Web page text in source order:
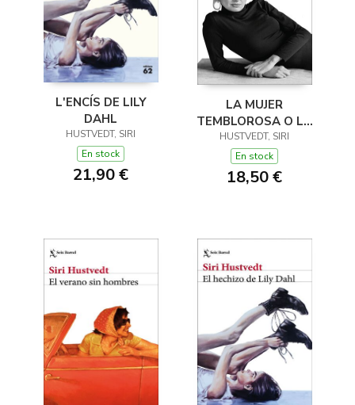
L'ENCÍS DE LILY
DAHL
HUSTVEDT, SIRI
En stock
21,90 €
LA MUJER
TEMBLOROSA O LA
HISTORIA DE MIS
NERVIOS
HUSTVEDT, SIRI
En stock
18,50 €